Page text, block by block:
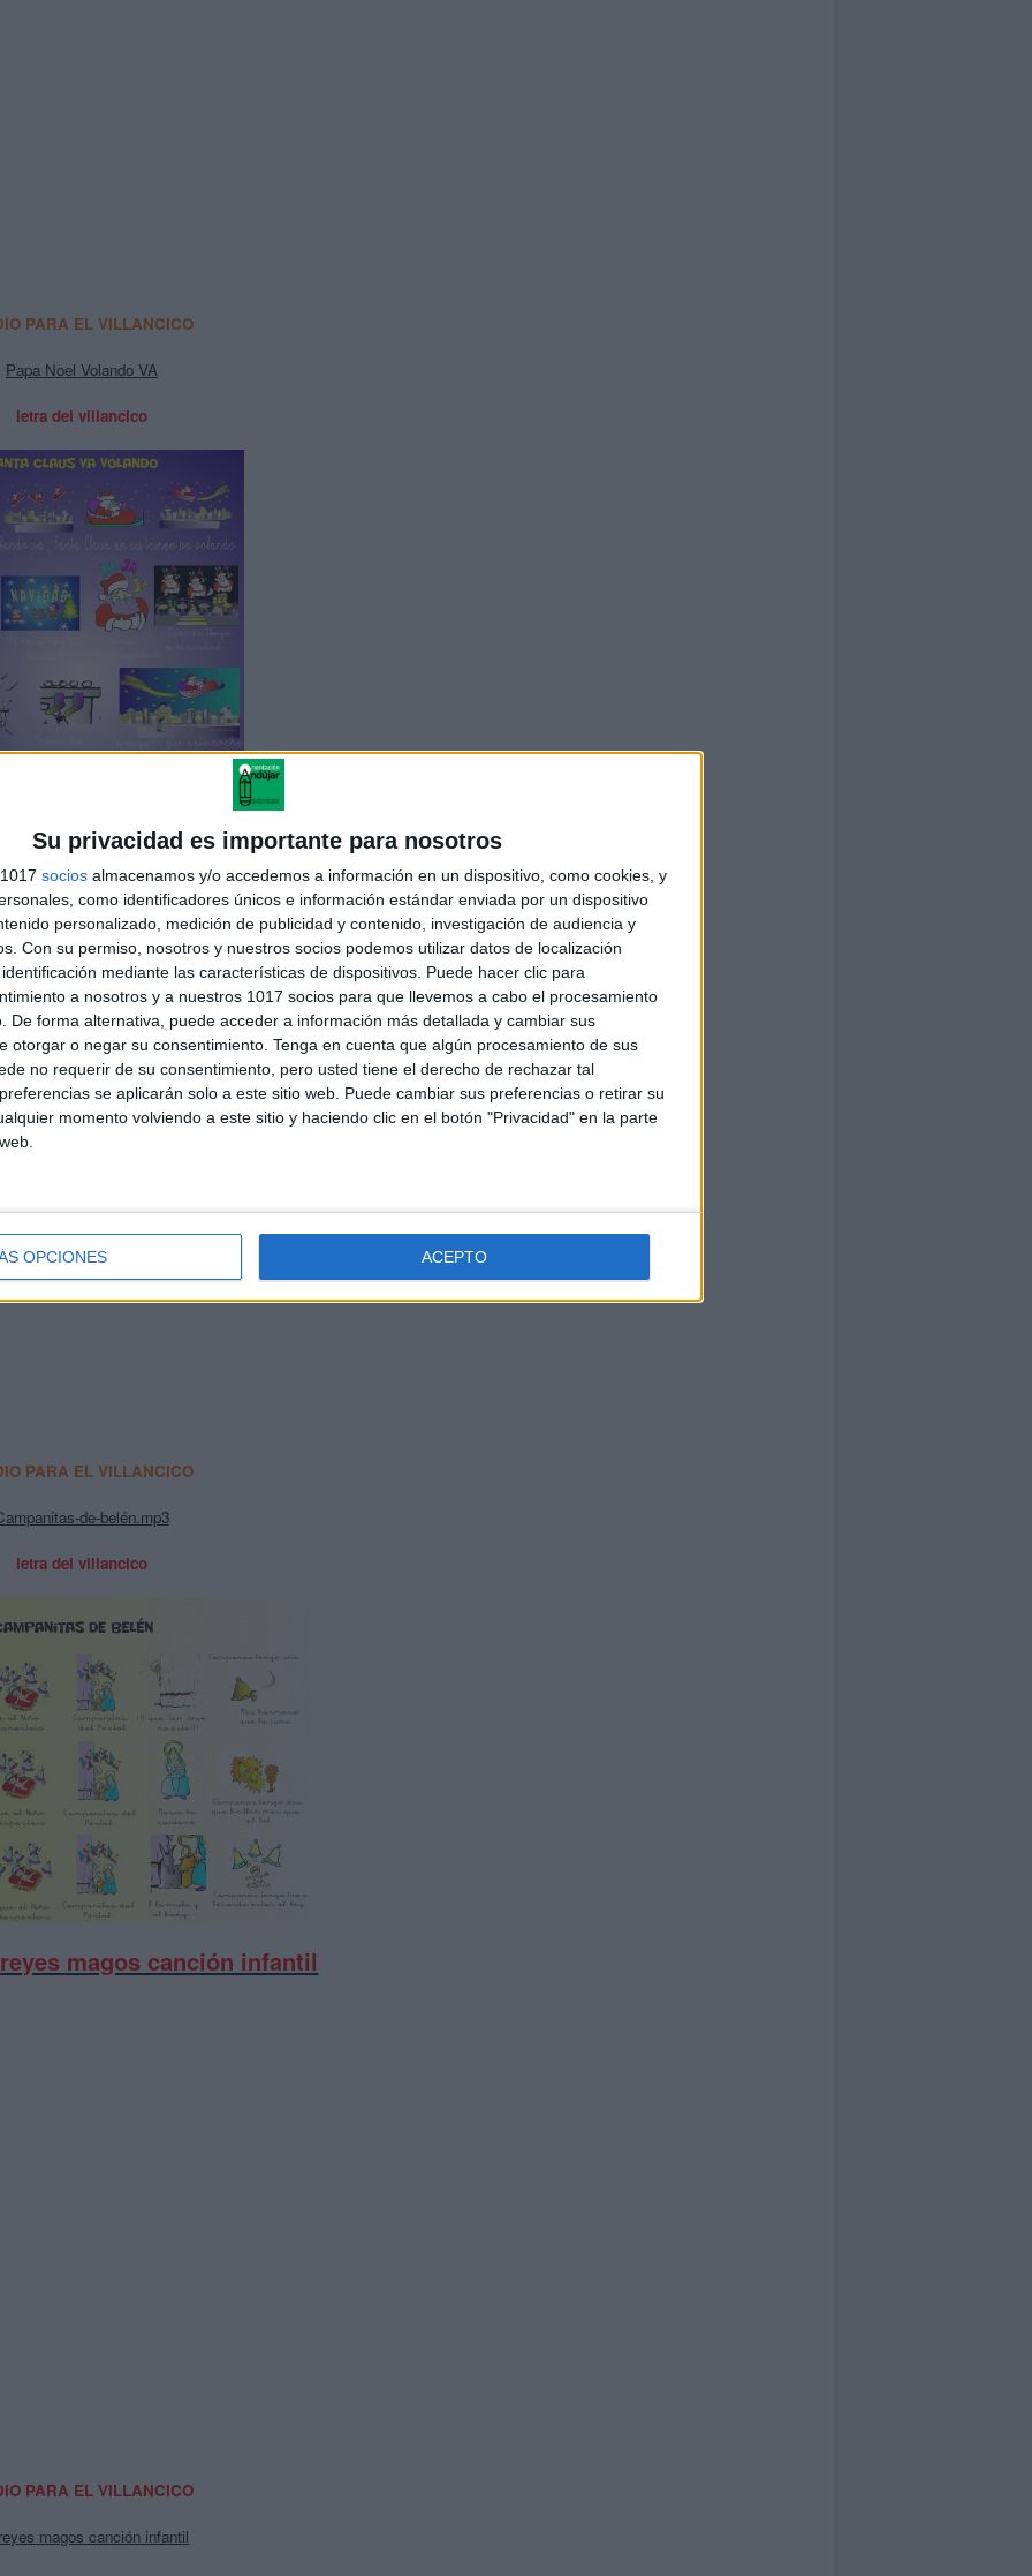
Su privacidad es importante para nosotros
socios almacenamos y/o accedemos a información en un dispositivo, como cookies, y
como identificadores únicos e información estándar enviada por un dispositivo
personalizado, medición de publicidad y contenido, investigación de audiencia y
Con su permiso, nosotros y nuestros socios podemos utilizar datos de localización
mediante las características de dispositivos. Puede hacer clic para
a nosotros y a nuestros 1017 socios para que llevemos a cabo el procesamiento
De forma alternativa, puede acceder a información más detallada y cambiar sus
otorgar o negar su consentimiento. Tenga en cuenta que algún procesamiento de sus
no requerir de su consentimiento, pero usted tiene el derecho de rechazar tal
se aplicarán solo a este sitio web. Puede cambiar sus preferencias o retirar su
momento volviendo a este sitio y haciendo clic en el botón "Privacidad" en la parte
OPCIONES ACEPTO
PARA EL VILLANCICO
Papa Noel Volando VA
letra del villancico
de Belén para niños
PARA EL VILLANCICO
de-belén.mp3
letra del villancico
magos canción infantil
PARA EL VILLANCICO
magos canción infantil